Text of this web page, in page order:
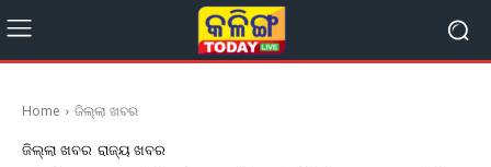
Home ଜିଲ୍ଲା ଖବର
ଜିଲ୍ଲା ଖବର ରାଜ୍ୟ ଖବର